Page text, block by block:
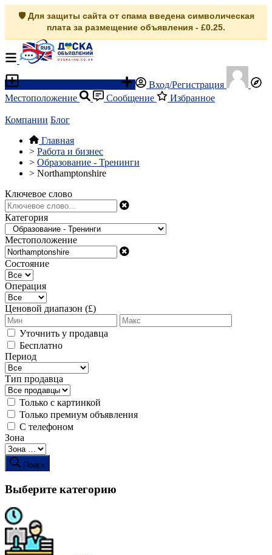
🛡️ Для защиты сайта от спама введена символическая
плата за размещение объявления - £0.25.
Вход/Регистрация
Местоположение
Сообщение Избранное
Компании Блог
Главная
> Работа и бизнес
> Образование - Тренинги
> Northamptonshire
Ключевое слово
Категория
Местоположение
Состояние
Операция
Ценовой диапазон (£)
Уточнить у продавца
Бесплатно
Период
Тип продавца
Только с картинкой
Только премиум объявления
С телефоном
Зона
Поиск
Выберите категорию